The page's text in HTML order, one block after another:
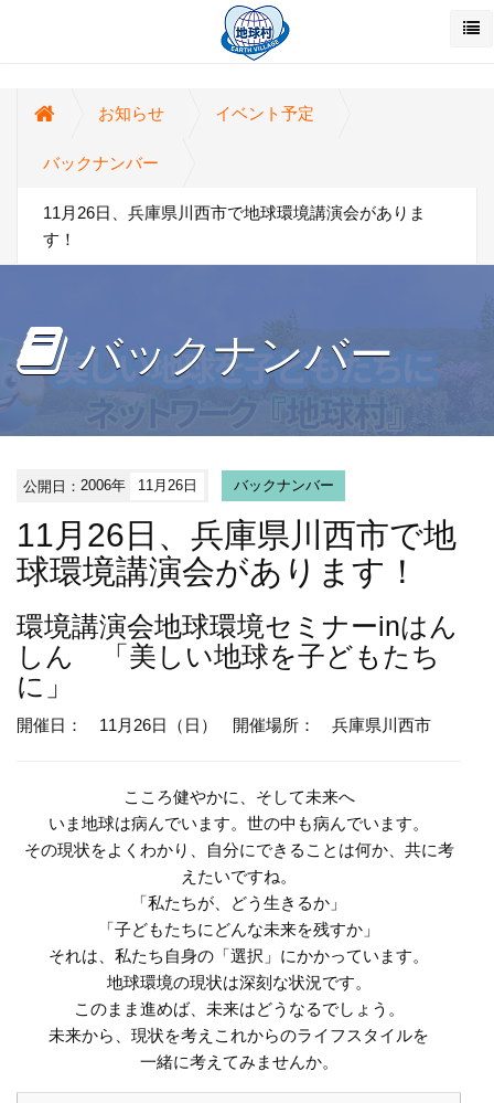
お知らせ イベント予定
バックナンバー
11月26日、兵庫県川西市で地球環境講演会がありま
す！
バックナンバー
公開日：2006年 11月26日 バックナンバー
11月26日、兵庫県川西市で地
球環境講演会があります！
環境講演会地球環境セミナーinはん
しん 「美しい地球を子どもたち
に」
開催日： 11月26日（日） 開催場所： 兵庫県川西市
こころ健やかに、そして未来へ
いま地球は病んでいます。世の中も病んでいます。
その現状をよくわかり、自分にできることは何か、共に考
えたいですね。
「私たちが、どう生きるか」
「子どもたちにどんな未来を残すか」
それは、私たち自身の「選択」にかかっています。
地球環境の現状は深刻な状況です。
このまま進めば、未来はどうなるでしょう。
未来から、現状を考えこれからのライフスタイルを
一緒に考えてみませんか。